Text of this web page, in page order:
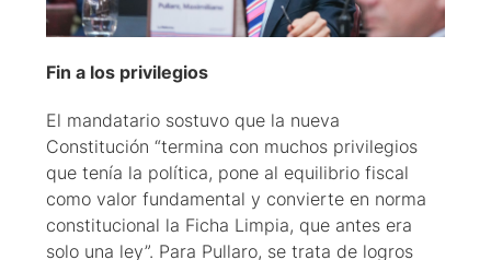
Fin a los privilegios
El mandatario sostuvo que la nueva
Constitución “termina con muchos privilegios
que tenía la política, pone al equilibrio fiscal
como valor fundamental y convierte en norma
constitucional la Ficha Limpia, que antes era
solo una ley”. Para Pullaro, se trata de logros